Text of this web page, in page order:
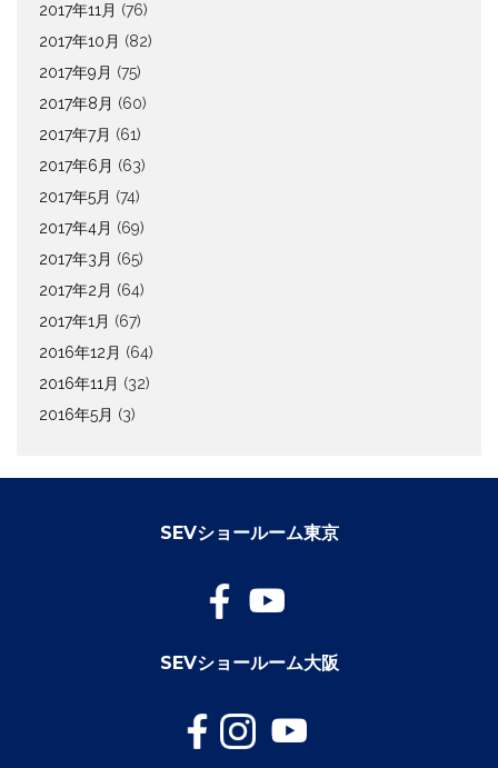
2017年11月 (76)
2017年10月 (82)
2017年9月 (75)
2017年8月 (60)
2017年7月 (61)
2017年6月 (63)
2017年5月 (74)
2017年4月 (69)
2017年3月 (65)
2017年2月 (64)
2017年1月 (67)
2016年12月 (64)
2016年11月 (32)
2016年5月 (3)
SEVショールーム東京
SEVショールーム大阪